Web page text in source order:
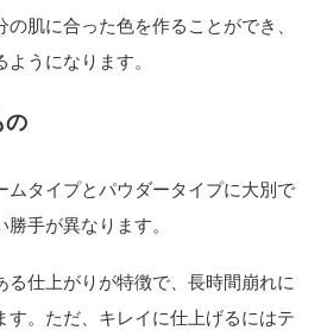
肌に合った色を作ることができ、
うになります。
の
ムタイプとパウダータイプに大別で
手が異なります。
る仕上がりが特徴で、長時間崩れに
す。ただ、キレイに仕上げるにはテ